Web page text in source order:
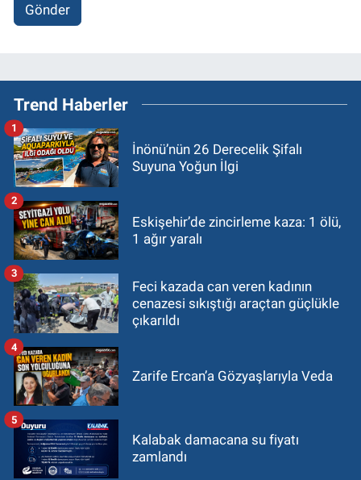
Gönder
Trend Haberler
İnönü’nün 26 Derecelik Şifalı
Suyuna Yoğun İlgi
1
Eskişehir’de zincirleme kaza: 1 ölü,
1 ağır yaralı
2
Feci kazada can veren kadının
cenazesi sıkıştığı araçtan güçlükle
çıkarıldı
3
Zarife Ercan’a Gözyaşlarıyla Veda
4
Kalabak damacana su fiyatı
zamlandı
5